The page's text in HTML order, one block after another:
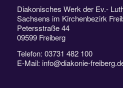
Diakonisches Werk der Ev.-
Sachsens im Kirchenbezirk
Petersstraße 44
09599 Freiberg
Telefon: 03731 482 100
E-Mail: info@diakonie-